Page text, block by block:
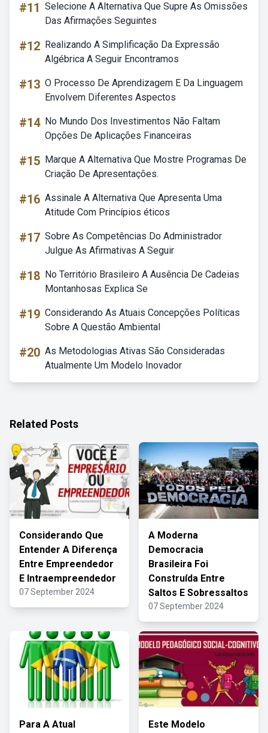
#11 Selecione A Alternativa Que Supre As Omissões
Das Afirmações Seguintes
#12 Realizando A Simplificação Da Expressão
Algébrica A Seguir Encontramos
#13 O Processo De Aprendizagem E Da Linguagem
Envolvem Diferentes Aspectos
#14 No Mundo Dos Investimentos Não Faltam
Opções De Aplicações Financeiras
#15 Marque A Alternativa Que Mostre Programas De
Criação De Apresentações.
#16 Assinale A Alternativa Que Apresenta Uma
Atitude Com Princípios éticos
#17 Sobre As Competências Do Administrador
Julgue As Afirmativas A Seguir
#18 No Território Brasileiro A Ausência De Cadeias
Montanhosas Explica Se
#19 Considerando As Atuais Concepções Políticas
Sobre A Questão Ambiental
#20 As Metodologias Ativas São Consideradas
Atualmente Um Modelo Inovador
Related Posts
Considerando Que
Entender A Diferença
Entre Empreendedor
E Intraempreendedor
07 September 2024
A Moderna
Democracia
Brasileira Foi
Construída Entre
Saltos E Sobressaltos
07 September 2024
Para A Atual Este Modelo